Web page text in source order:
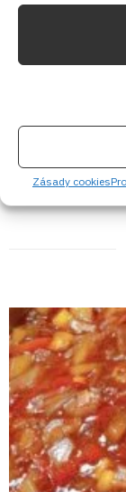
Zásady cookies
se sejde máslo s